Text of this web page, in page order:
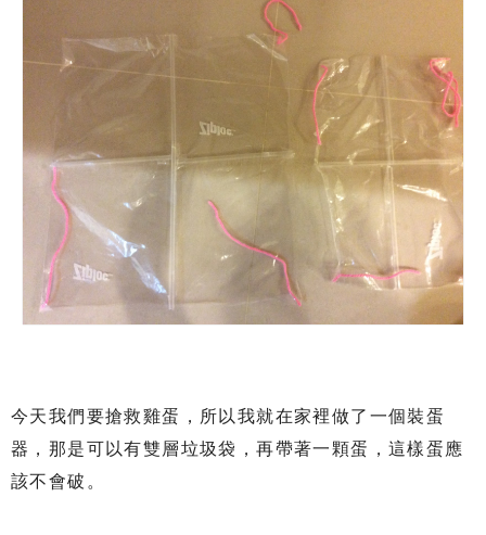
今天我們要搶救雞蛋，所以我就在家裡做了一個裝蛋
器，那是可以有雙層垃圾袋，再帶著一顆蛋，這樣蛋應
該不會破。